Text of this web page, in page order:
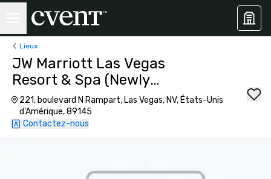
Lieux
JW Marriott Las Vegas
Resort & Spa (Newly
Renovated)
221, boulevard N Rampart, Las Vegas, NV, États-Unis
d'Amérique, 89145
Contactez-nous